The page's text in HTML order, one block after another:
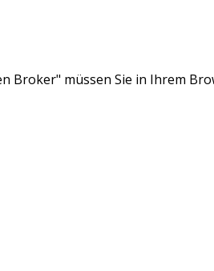
Broker" müssen Sie in Ihrem